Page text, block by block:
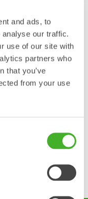
and ads, to
our traffic.
use of our site with
partners who
that you’ve
from your use
för
till 24 månader
som inträffar
att service- och
följs.